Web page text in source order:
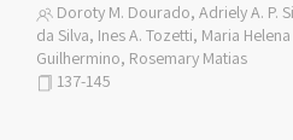
Doroty M. Dourado, Adriely A. P.
da Silva, Ines A. Tozetti, Maria
Guilhermino, Rosemary Matias
137-145